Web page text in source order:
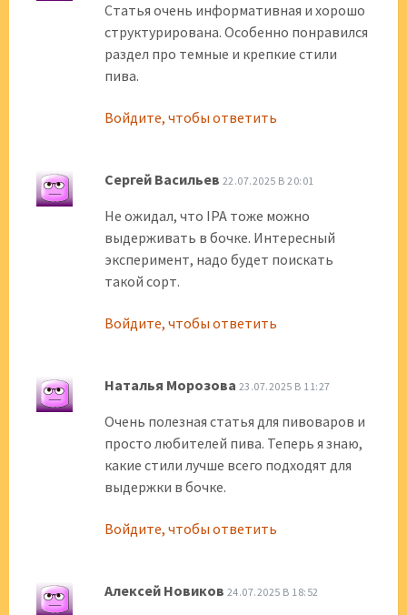
Статья очень информативная и хорошо
структурирована. Особенно понравился
раздел про темные и крепкие стили
пива.
Войдите, чтобы ответить
Сергей Васильев 22.07.2025 В 20:01
Не ожидал, что IPA тоже можно
выдерживать в бочке. Интересный
эксперимент, надо будет поискать
такой сорт.
Войдите, чтобы ответить
Наталья Морозова 23.07.2025 В 11:27
Очень полезная статья для пивоваров и
просто любителей пива. Теперь я знаю,
какие стили лучше всего подходят для
выдержки в бочке.
Войдите, чтобы ответить
Алексей Новиков 24.07.2025 В 18:52